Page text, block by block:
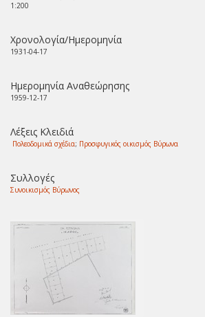
1:200
Χρονολογία/Ημερομηνία
1931-04-17
Ημερομηνία Αναθεώρησης
1959-12-17
Λέξεις Κλειδιά
Πολεοδομικά σχέδια; Προσφυγικός οικισμός Βύρωνα
Συλλογές
Συνοικισμός Βύρωνος